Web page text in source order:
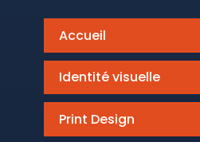
Accueil
Identité visuelle
Print Design